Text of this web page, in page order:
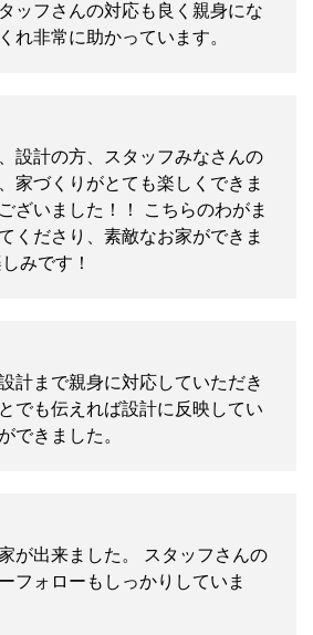
ッフさんの対応も良く親身にな
れ非常に助かっています。
設計の方、スタッフみなさんの
家づくりがとても楽しくできま
ざいました！！ こちらのわがま
くださり、素敵なお家ができま
みです！
計まで親身に対応していただき
でも伝えれば設計に反映してい
できました。
が出来ました。 スタッフさんの
フォローもしっかりしていま